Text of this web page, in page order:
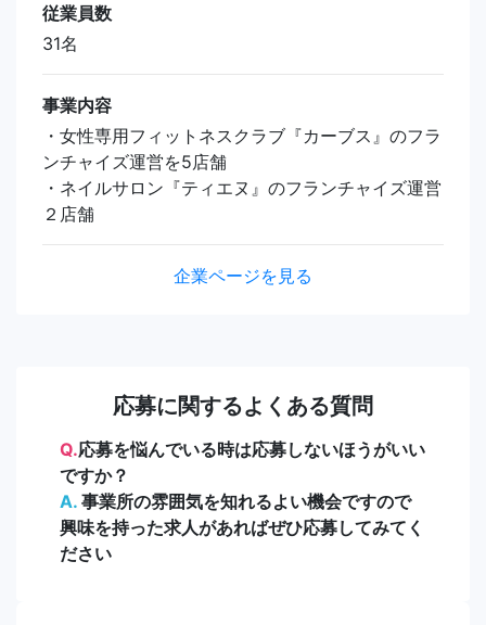
従業員数
31名
事業内容
・女性専用フィットネスクラブ『カーブス』のフラ
ンチャイズ運営を5店舗
・ネイルサロン『ティエヌ』のフランチャイズ運営
２店舗
企業ページを見る
応募に関するよくある質問
Q.応募を悩んでいる時は応募しないほうがいい
ですか？
A. 事業所の雰囲気を知れるよい機会ですので
興味を持った求人があればぜひ応募してみてく
ださい